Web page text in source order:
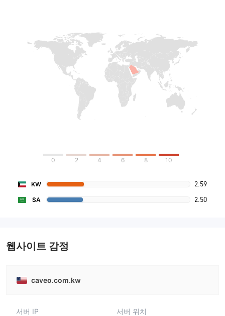
0 2 4 6 8 10
KW 2.59
SA 2.50
웹사이트 감정
caveo.com.kw
서버 IP
서버 위치